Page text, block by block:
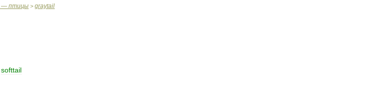
— птицы > graytail
softtail